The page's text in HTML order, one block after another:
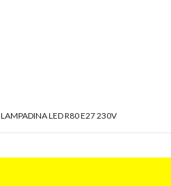
LAMPADINA LED R80 E27 230V